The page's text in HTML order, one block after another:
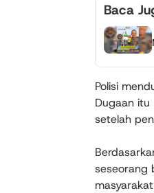
Baca
Polisi
Dugaan
setelah
seseorang